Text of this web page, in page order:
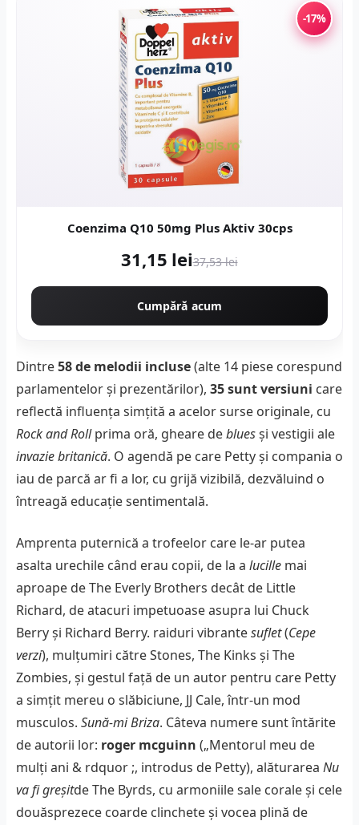
-17%
Coenzima Q10 50mg Plus Aktiv 30cps
31,15 lei37,53 lei
Cumpără acum
Dintre58 de melodii incluse(alte 14 piese corespund
parlamentelor și prezentărilor), 35 sunt versiuni care
reflectă influența simțită a acelor surse originale, cu
Rock and Rollprima oră, gheare debluesşi vestigii ale
invazie britanică. O agendă pe care Petty și compania o
iau de parcă ar fi a lor, cu grijă vizibilă, dezvăluind o
întreagă educație sentimentală.
Amprenta puternică a trofeelor ​​care le-ar putea
asalta urechile când erau copii, de la a lucille mai
aproape de The Everly Brothers decât de Little
Richard, de atacuri impetuoase asupra lui Chuck
Berry și Richard Berry. raiduri vibrantesuflet(Cepe
verzi), mulțumiri către Stones, The Kinks și The
Zombies, și gestul față de un autor pentru care Petty
a simțit mereu o slăbiciune, JJ Cale, într-un mod
musculos. Sună-mi Briza. Câteva numere sunt întărite
de autorii lor: roger mcguinn („Mentorul meu de
mulți ani & rdquor ;, introdus de Petty), alăturarea Nu
va fi greșitde The Byrds, cu armoniile sale corale și cele
douăsprezece coarde clinchete și vocea plină de